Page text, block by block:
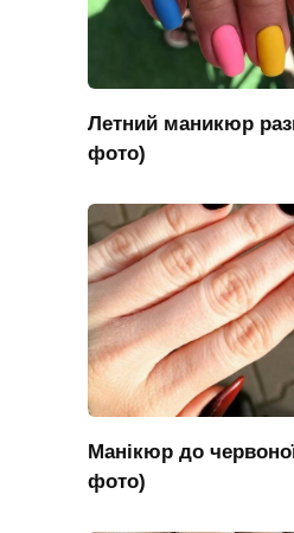
Летний маникюр
фото)
Манікюр до
фото)